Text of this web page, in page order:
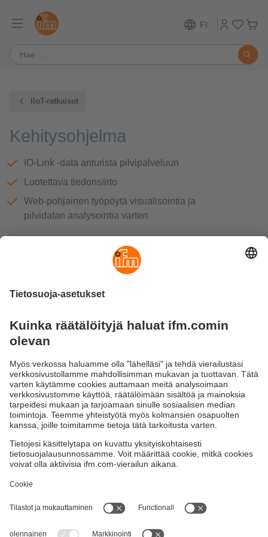
FI
IIoT-ratkaisut
Kehitysohjelma
IO-Link -data anturista pilvipalveluun
Luotettava tiedonsiirto
Web-pohjainen työpöytä visualisointia ja
pilvidatan analysointia varten
Ohjelmisto teolliseen tiedonsiirtoon
Tiedonsiirto on kaikkien liitäntöjen perusta. ifm tarjoaa
erityistarpeisiisi ja sovellutuksiisi sopivia standardikieliä.
(OPC-palvelinohjelmisto - " Codesys"-tuotteet -
Termit ja ehdot
Esteettömyys